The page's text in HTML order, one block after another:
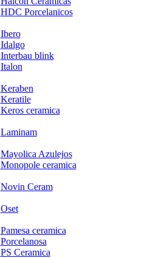
HDC Porcelanicos
Ibero
Idalgo
Interbau blink
Italon
Keraben
Keratile
Keros ceramica
Laminam
Mayolica Azulejos
Monopole ceramica
Novin Ceram
Oset
Pamesa ceramica
Porcelanosa
PS Ceramica